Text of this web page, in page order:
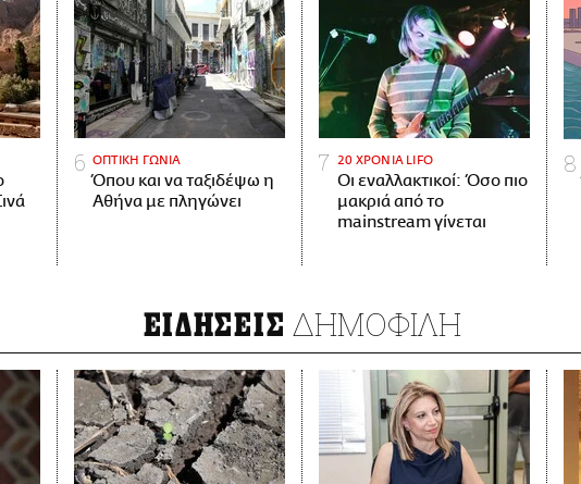
ΟΠΤΙΚΗ ΓΩΝΙΑ
Όπου και να ταξιδέψω η
Αθήνα με πληγώνει
20 ΧΡΟΝΙΑ LIFO
Οι εναλλακτικοί: Όσο πιο
μακριά από το
mainstream γίνεται
ΕΙΔΗΣΕΙΣ ΔΗΜΟΦΙΛΗ